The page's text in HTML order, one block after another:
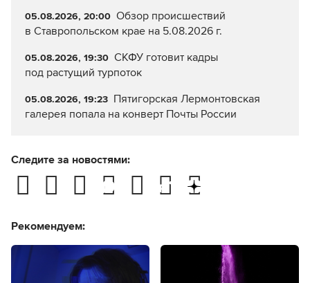
05.08.2026, 20:00 Обзор происшествий
в Ставропольском крае на 5.08.2026 г.
05.08.2026, 19:30 СКФУ готовит кадры
под растущий турпоток
05.08.2026, 19:23 Пятигорская Лермонтовская
галерея попала на конверт Почты России
Следите за новостями:
Рекомендуем: